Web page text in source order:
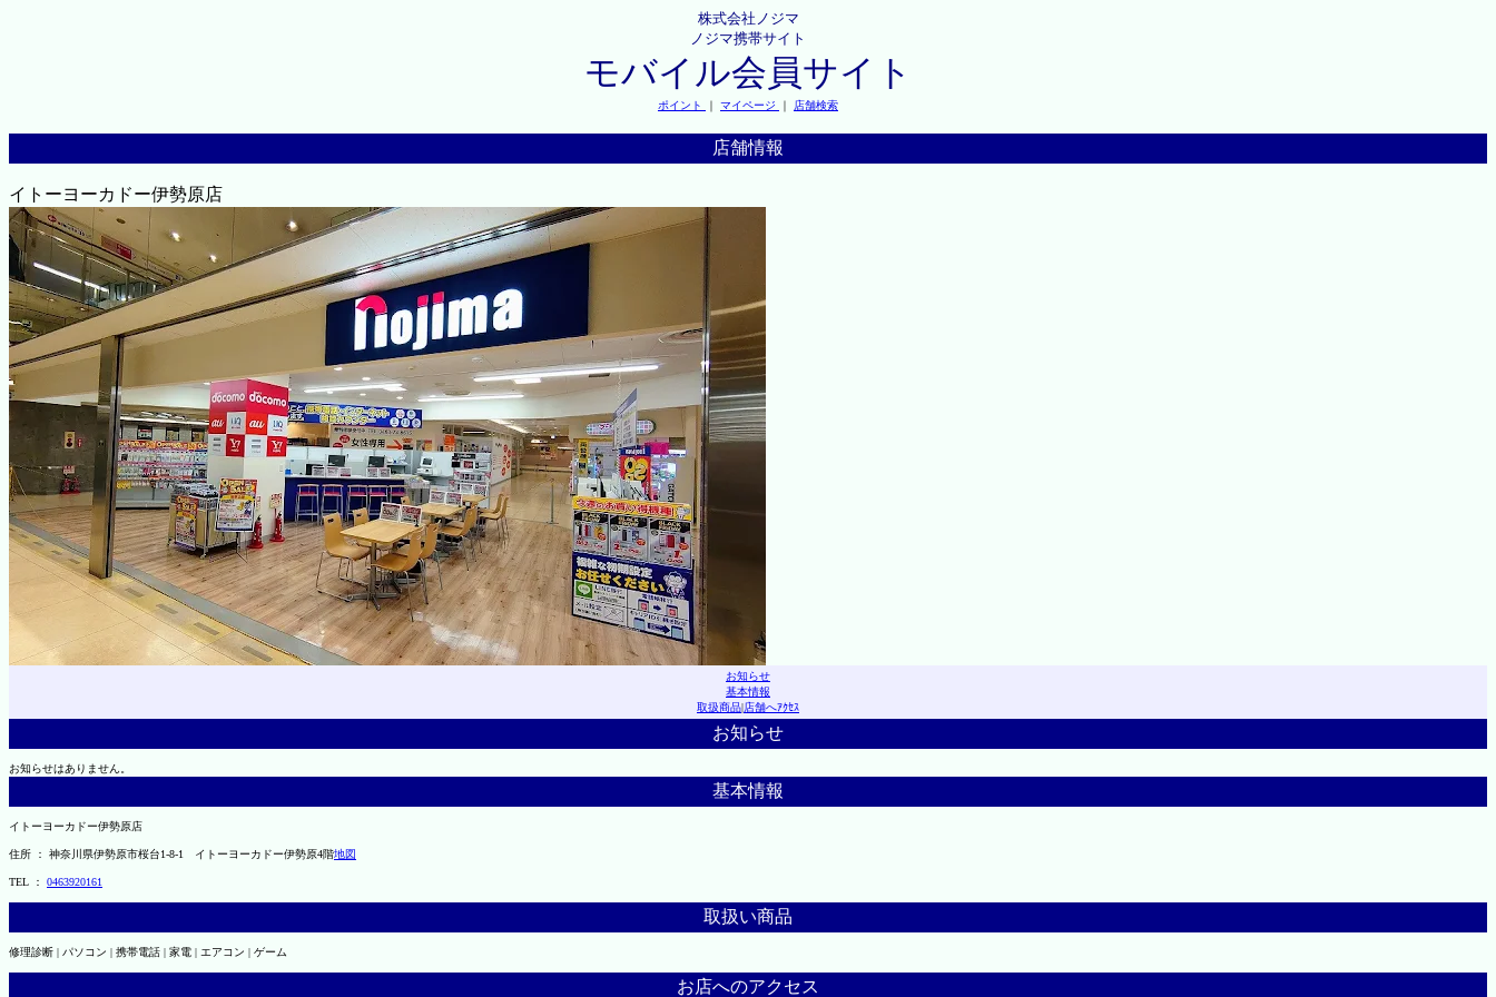
株式会社ノジマ
ノジマ携帯サイト
モバイル会員サイト
ポイント ｜ マイページ ｜ 店舗検索
店舗情報
イトーヨーカドー伊勢原店
お知らせ
基本情報
取扱商品|店舗へｱｸｾｽ
お知らせ
お知らせはありません。
基本情報
イトーヨーカドー伊勢原店
住所 ： 神奈川県伊勢原市桜台1-8-1 イトーヨーカドー伊勢原4階地図
TEL ： 0463920161
取扱い商品
修理診断 | パソコン | 携帯電話 | 家電 | エアコン | ゲーム
お店へのアクセス